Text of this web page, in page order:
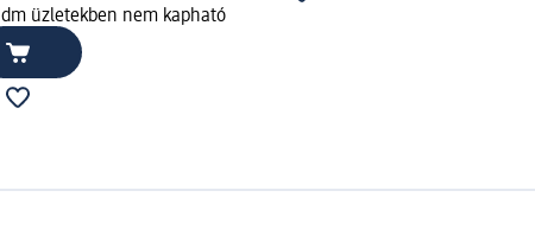
dm üzletekben nem kapható